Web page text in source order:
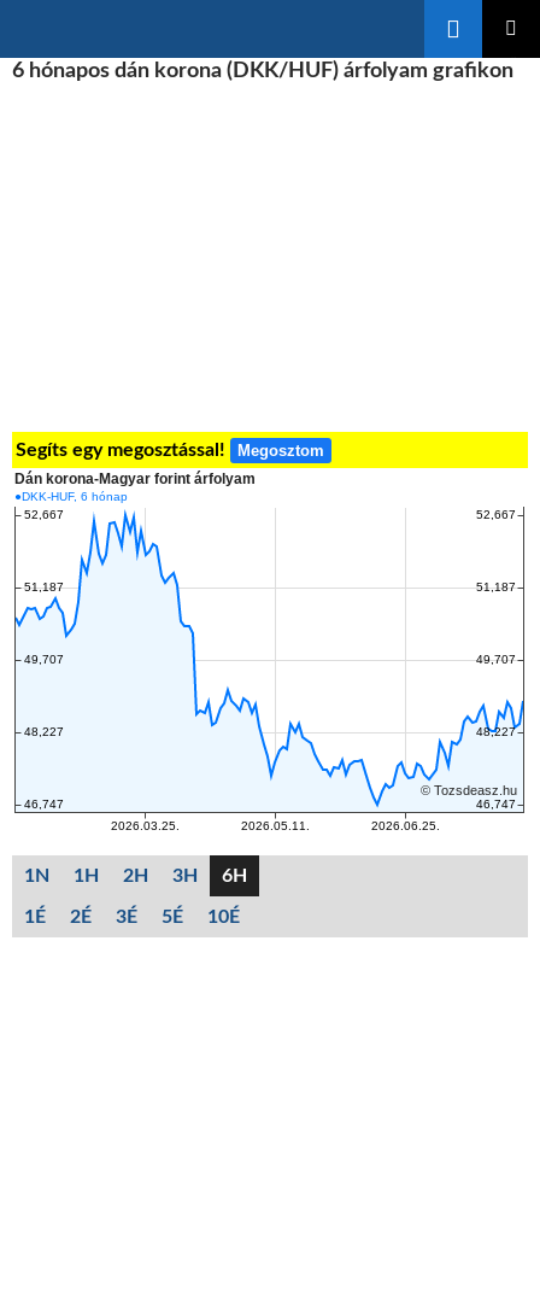
A
6 hónapos dán korona (DKK/HUF) árfolyam grafikon
Segíts egy megosztással! Megosztom
1N 1H 2H 3H 6H
1É 2É 3É 5É 10É